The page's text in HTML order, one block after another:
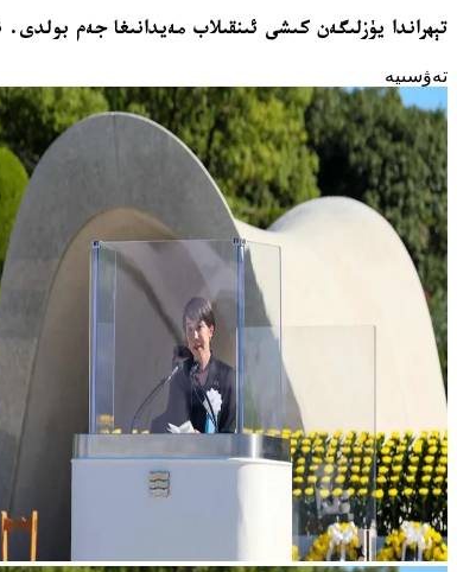
تېھراندا يۈزلىگەن كىشى ئىنقىلاب مەيدانىغا جەم بولدى.
تەۋسىيە